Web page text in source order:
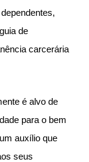
de
carcerária
é alvo de
para o bem
auxílio que
seus